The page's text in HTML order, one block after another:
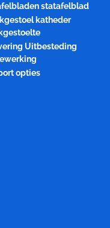
statafelblad
katheder
Uitbesteding
opties